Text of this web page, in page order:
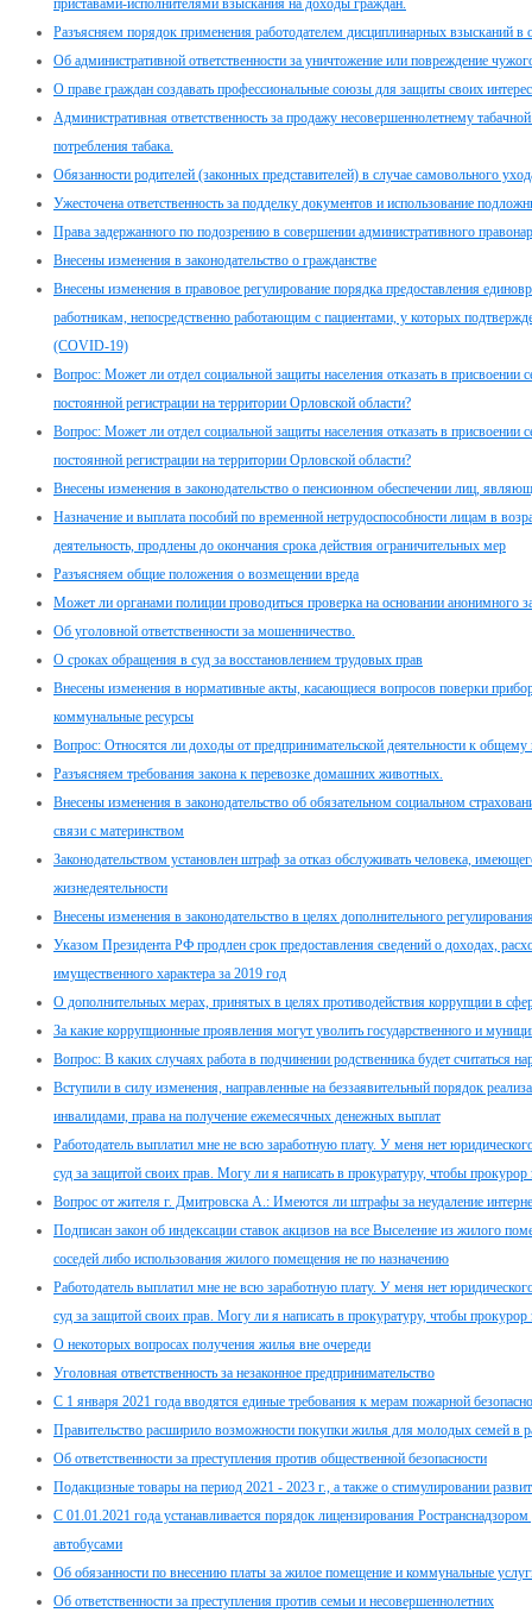
Разъясняем порядок применения работодателем дисциплинарных взысканий в
Об административной ответственности за уничтожение или повреждение
О праве граждан создавать профессиональные союзы для защиты своих
Административная ответственность за продажу несовершеннолетнему
потребления табака.
Обязанности родителей (законных представителей) в случае самовольного
Ужесточена ответственность за подделку документов и использование
Права задержанного по подозрению в совершении административного
Внесены изменения в законодательство о гражданстве
Внесены изменения в правовое регулирование порядка предоставления
работникам, непосредственно работающим с пациентами, у которых
(COVID-19)
Вопрос: Может ли отдел социальной защиты населения отказать в присвоении
постоянной регистрации на территории Орловской области?
Вопрос: Может ли отдел социальной защиты населения отказать в присвоении
постоянной регистрации на территории Орловской области?
Внесены изменения в законодательство о пенсионном обеспечении лиц,
Назначение и выплата пособий по временной нетрудоспособности лицам в
деятельность, продлены до окончания срока действия ограничительных мер
Разъясняем общие положения о возмещении вреда
Может ли органами полиции проводиться проверка на основании анонимного
Об уголовной ответственности за мошенничество.
О сроках обращения в суд за восстановлением трудовых прав
Внесены изменения в нормативные акты, касающиеся вопросов поверки
коммунальные ресурсы
Вопрос: Относятся ли доходы от предпринимательской деятельности к
Разъясняем требования закона к перевозке домашних животных.
Внесены изменения в законодательство об обязательном социальном
связи с материнством
Законодательством установлен штраф за отказ обслуживать человека,
жизнедеятельности
Внесены изменения в законодательство в целях дополнительного
Указом Президента РФ продлен срок предоставления сведений о доходах,
имущественного характера за 2019 год
О дополнительных мерах, принятых в целях противодействия коррупции в
За какие коррупционные проявления могут уволить государственного и
Вопрос: В каких случаях работа в подчинении родственника будет считаться
Вступили в силу изменения, направленные на беззаявительный порядок
инвалидами, права на получение ежемесячных денежных выплат
Работодатель выплатил мне не всю заработную плату. У меня нет
суд за защитой своих прав. Могу ли я написать в прокуратуру, чтобы прокурор
Вопрос от жителя г. Дмитровска А.: Имеются ли штрафы за неудаление
Подписан закон об индексации ставок акцизов на все Выселение из жилого
соседей либо использования жилого помещения не по назначению
Работодатель выплатил мне не всю заработную плату. У меня нет
суд за защитой своих прав. Могу ли я написать в прокуратуру, чтобы прокурор
О некоторых вопросах получения жилья вне очереди
Уголовная ответственность за незаконное предпринимательство
С 1 января 2021 года вводятся единые требования к мерам пожарной
Правительство расширило возможности покупки жилья для молодых семей в
Об ответственности за преступления против общественной безопасности
Подакцизные товары на период 2021 - 2023 г., а также о стимулировании
С 01.01.2021 года устанавливается порядок лицензирования
автобусами
Об обязанности по внесению платы за жилое помещение и коммунальные
Об ответственности за преступления против семьи и несовершеннолетних